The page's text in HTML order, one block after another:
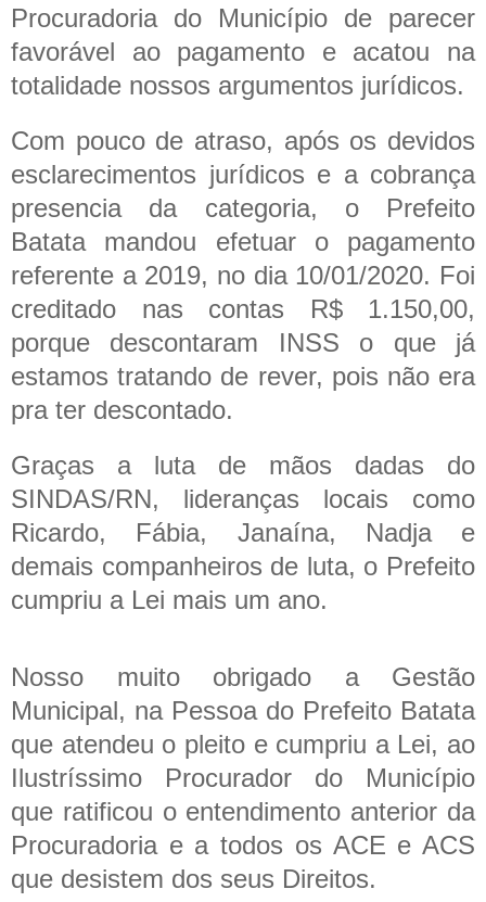
Procuradoria do Município de parecer
favorável ao pagamento e acatou na
totalidade nossos argumentos jurídicos.
Com pouco de atraso, após os devidos
esclarecimentos jurídicos e a cobrança
presencia da categoria, o Prefeito
Batata mandou efetuar o pagamento
referente a 2019, no dia 10/01/2020. Foi
creditado nas contas R$ 1.150,00,
porque descontaram INSS o que já
estamos tratando de rever, pois não era
pra ter descontado.
Graças a luta de mãos dadas do
SINDAS/RN, lideranças locais como
Ricardo, Fábia, Janaína, Nadja e
demais companheiros de luta, o Prefeito
cumpriu a Lei mais um ano.
Nosso muito obrigado a Gestão
Municipal, na Pessoa do Prefeito Batata
que atendeu o pleito e cumpriu a Lei, ao
Ilustríssimo Procurador do Município
que ratificou o entendimento anterior da
Procuradoria e a todos os ACE e ACS
que desistem dos seus Direitos.